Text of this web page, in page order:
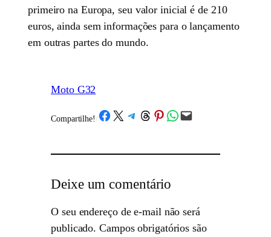
primeiro na Europa, seu valor inicial é de 210
euros, ainda sem informações para o lançamento
em outras partes do mundo.
Moto G32
Compartilhe! /Share on Facebook
Share on X Share on Telegram
Share on Threads
Share on Pinterest
Share on WhatsApp
Email this Page
Deixe um comentário
O seu endereço de e-mail não será
publicado. Campos obrigatórios são